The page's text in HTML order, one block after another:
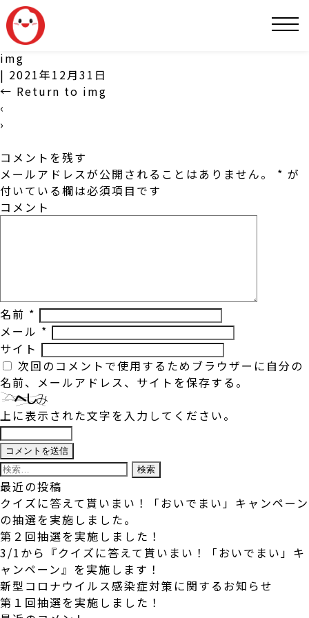
img
| 2021年12月31日
← Return to img
‹
›
コメントを残す
メールアドレスが公開されることはありません。
* が
付いている欄は必須項目です
コメント
名前 *
メール *
サイト
次回のコメントで使用するためブラウザーに自分の
名前、メールアドレス、サイトを保存する。
上に表示された文字を入力してください。
検
索:
最近の投稿
クイズに答えて貰いまい！「おいでまい」キャンペーン
の抽選を実施しました。
第２回抽選を実施しました！
3/1から『クイズに答えて貰いまい！「おいでまい」キ
ャンペーン』を実施します！
新型コロナウイルス感染症対策に関するお知らせ
第１回抽選を実施しました！